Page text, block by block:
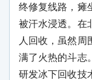
终修复线路，瘫
被汗水浸透。在
人回收，虽然周
满了火热的斗志
研发冰下回收技